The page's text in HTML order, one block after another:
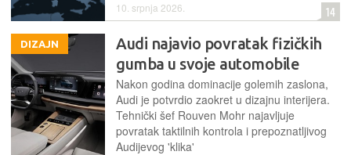
10. srpnja 2026. 14
DIZAJN
Audi najavio povratak fizičkih
gumba u svoje automobile
Nakon godina dominacije golemih zaslona,
Audi je potvrdio zaokret u dizajnu interijera.
Tehnički šef Rouven Mohr najavljuje
povratak taktilnih kontrola i prepoznatljivog
Audijevog 'klika'